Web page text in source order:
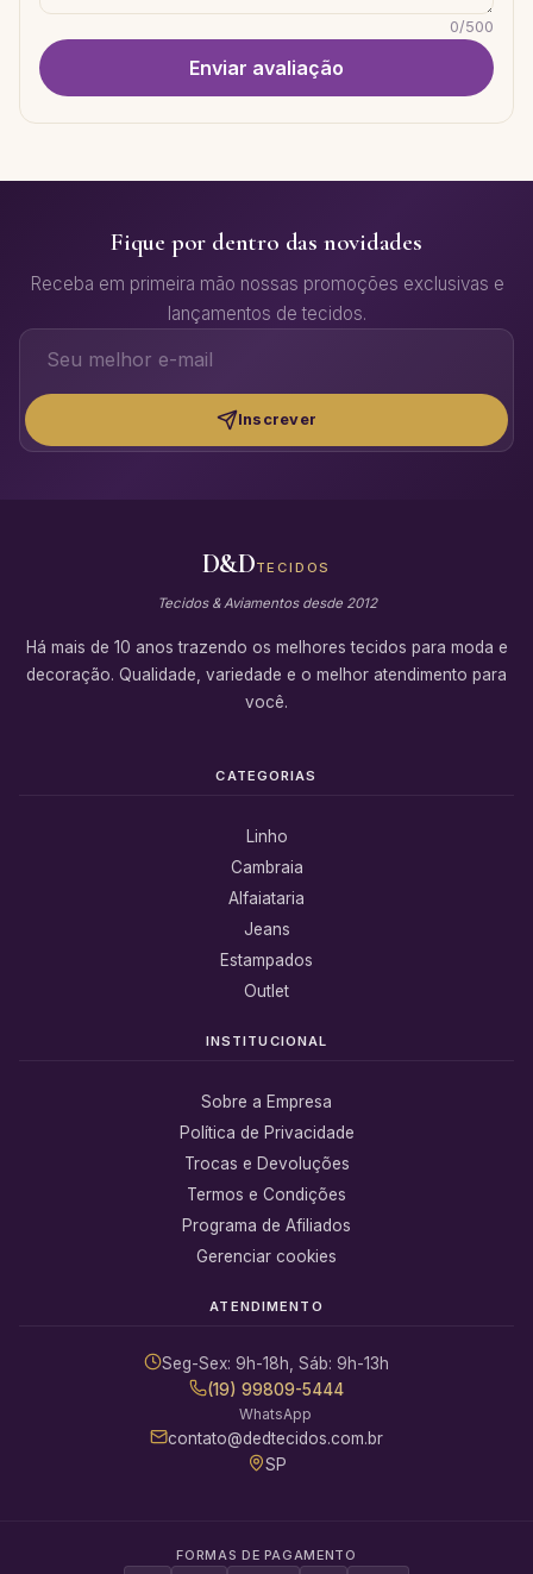
0/500
Enviar avaliação
Fique por dentro das novidades
Receba em primeira mão nossas promoções exclusivas e
lançamentos de tecidos.
Inscrever
D&DTECIDOS
Tecidos & Aviamentos desde 2012
Há mais de 10 anos trazendo os melhores tecidos para moda e
decoração. Qualidade, variedade e o melhor atendimento para
você.
CATEGORIAS
Linho
Cambraia
Alfaiataria
Jeans
Estampados
Outlet
INSTITUCIONAL
Sobre a Empresa
Política de Privacidade
Trocas e Devoluções
Termos e Condições
Programa de Afiliados
Gerenciar cookies
ATENDIMENTO
Seg-Sex: 9h-18h, Sáb: 9h-13h
(19) 99809-5444
WhatsApp
contato@dedtecidos.com.br
SP
FORMAS DE PAGAMENTO